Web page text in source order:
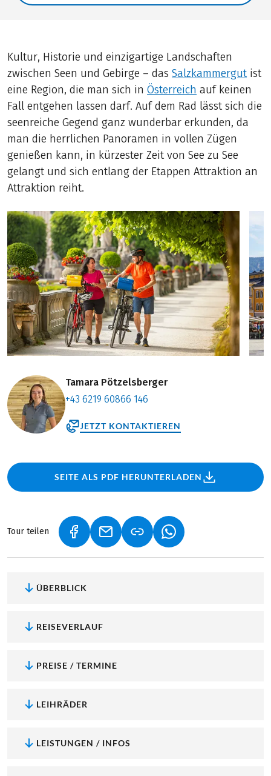
Kultur, Historie und einzigartige Landschaften
zwischen Seen und Gebirge – dasSalzkammergut ist
eine Region, die man sich inÖsterreich auf keinen
Fall entgehen lassen darf. Auf dem Rad lässt sich die
seenreiche Gegend ganz wunderbar erkunden, da
man die herrlichen Panoramen in vollen Zügen
genießen kann, in kürzester Zeit von See zu See
gelangt und sich entlang der Etappen Attraktion an
Attraktion reiht.
Tamara Pötzelsberger
+43 6219 60866 146
JETZT KONTAKTIEREN
SEITE ALS PDF HERUNTERLADEN
Tour teilen (LINK ÖFFNET IN NEUEM TAB)
(LINK ÖFFNET IN NEUEM TAB)
(LINK ÖFFNET IN
ÜBERBLICK
REISEVERLAUF
PREISE / TERMINE
LEIHRÄDER
LEISTUNGEN / INFOS